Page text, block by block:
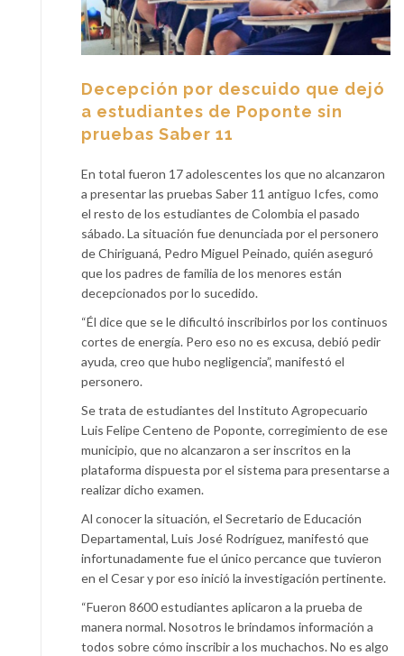
Decepción por descuido que dejó
a estudiantes de Poponte sin
pruebas Saber 11
En total fueron 17 adolescentes los que no alcanzaron
a presentar las pruebas Saber 11 antiguo Icfes, como
el resto de los estudiantes de Colombia el pasado
sábado. La situación fue denunciada por el personero
de Chiriguaná, Pedro Miguel Peinado, quién aseguró
que los padres de familia de los menores están
decepcionados por lo sucedido.
“Él dice que se le dificultó inscribirlos por los continuos
cortes de energía. Pero eso no es excusa, debió pedir
ayuda, creo que hubo negligencia”, manifestó el
personero.
Se trata de estudiantes del Instituto Agropecuario
Luis Felipe Centeno de Poponte, corregimiento de ese
municipio, que no alcanzaron a ser inscritos en la
plataforma dispuesta por el sistema para presentarse a
realizar dicho examen.
Al conocer la situación, el Secretario de Educación
Departamental, Luis José Rodríguez, manifestó que
infortunadamente fue el único percance que tuvieron
en el Cesar y por eso inició la investigación pertinente.
“Fueron 8600 estudiantes aplicaron a la prueba de
manera normal. Nosotros le brindamos información a
todos sobre cómo inscribir a los muchachos. No es algo